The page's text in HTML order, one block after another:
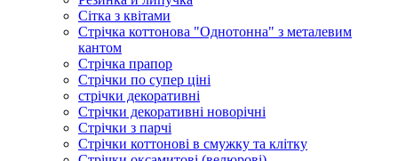
Сітка з квітами
Стрічка коттонова "Однотонна" з металевим
кантом
Стрічка прапор
Стрічки по супер ціні
стрічки декоративні
Стрічки декоративні новорічні
Стрічки з парчі
Стрічки коттонові в смужку та клітку